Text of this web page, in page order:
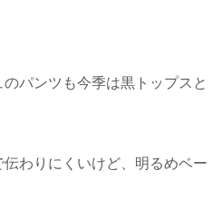
パンツも今季は黒トップスと
わりにくいけど、明るめベー